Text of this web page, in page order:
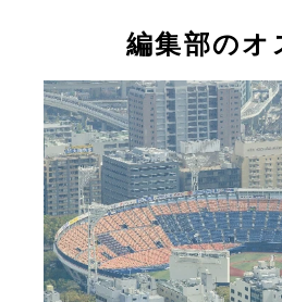
９７年に最高勝率、０
（１７７個）のタイト
から昨年までの２１年
録だ
編集部のオ